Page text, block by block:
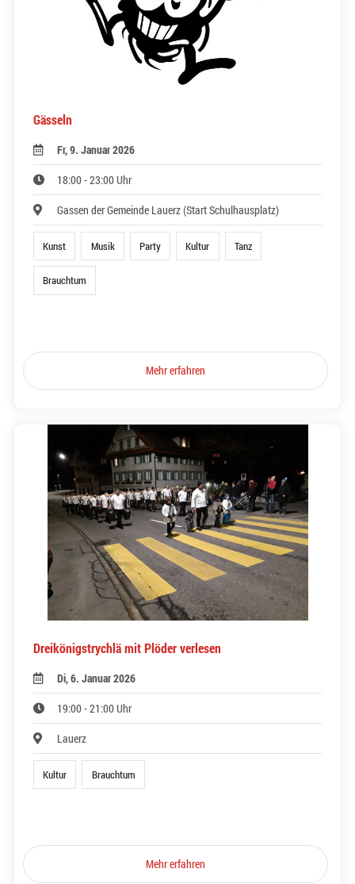
Gässeln
Fr, 9. Januar 2026
18:00 - 23:00 Uhr
Gassen der Gemeinde Lauerz (Start Schulhausplatz)
Kunst Musik Party Kultur Tanz
Brauchtum
Mehr erfahren
Dreikönigstrychlä mit Plöder verlesen
Di, 6. Januar 2026
19:00 - 21:00 Uhr
Lauerz
Kultur Brauchtum
Mehr erfahren